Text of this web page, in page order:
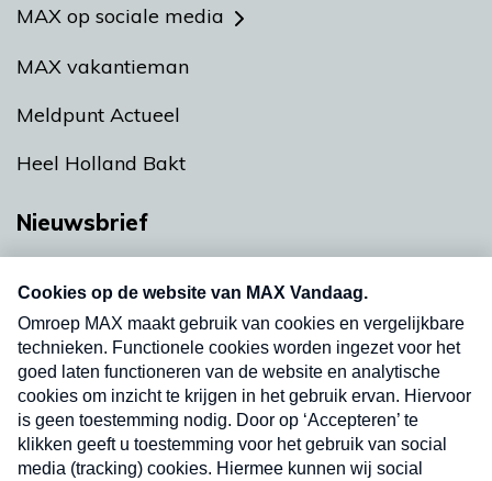
MAX op sociale media
MAX vakantieman
Meldpunt Actueel
Heel Holland Bakt
Nieuwsbrief
nieuwsbrief. Elke vrijdag- en dinsdagochtend in
uw mailbox.
Verzend